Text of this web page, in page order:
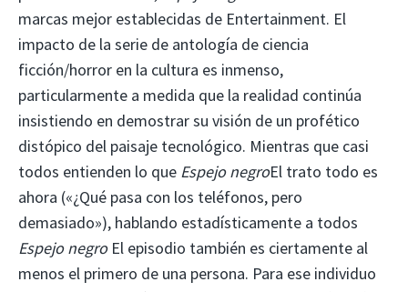
marcas mejor establecidas de Entertainment. El
impacto de la serie de antología de ciencia
ficción/horror en la cultura es inmenso,
particularmente a medida que la realidad continúa
insistiendo en demostrar su visión de un profético
distópico del paisaje tecnológico. Mientras que casi
todos entienden lo que Espejo negroEl trato todo es
ahora («¿Qué pasa con los teléfonos, pero
demasiado»), hablando estadísticamente a todos
Espejo negroEl episodio también es ciertamente al
menos el primero de una persona. Para ese individuo